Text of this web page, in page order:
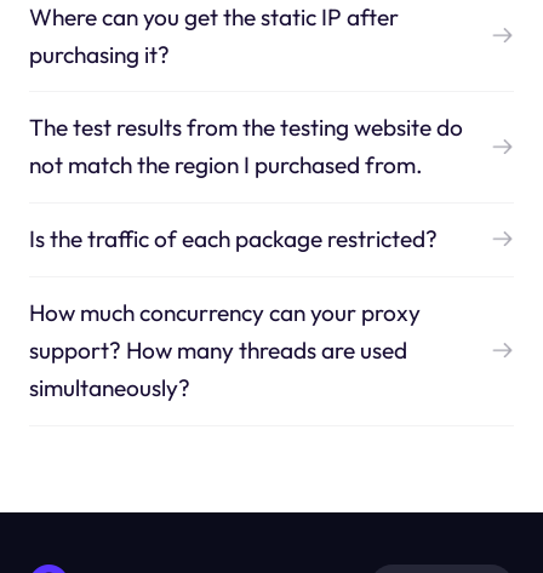
Where can you get the static IP after
purchasing it?
The test results from the testing website do
not match the region I purchased from.
Is the traffic of each package restricted?
How much concurrency can your proxy
support? How many threads are used
simultaneously?